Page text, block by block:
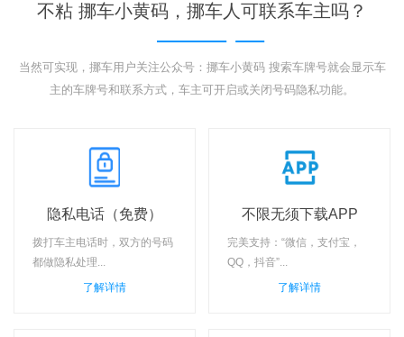
不粘 挪车小黄码，挪车人可联系车主吗？
当然可实现，挪车用户关注公众号：挪车小黄码 搜索车牌号就会显示车
主的车牌号和联系方式，车主可开启或关闭号码隐私功能。
隐私电话（免费）
拨打车主电话时，双方的号码
都做隐私处理...
了解详情
不限无须下载APP
完美支持：“微信，支付宝，
QQ，抖音”...
了解详情